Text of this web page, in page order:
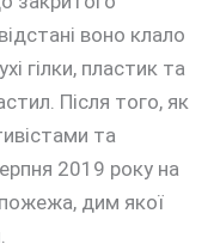
воно клало
гілки, пластик та
Після того, як
та
2019 року на
дим якої